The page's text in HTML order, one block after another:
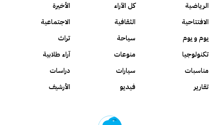
الرياضية
كل الآراء
الأخيرة
الافتتاحية
الثقافية
الاجتماعية
يوم و يوم
سياحة
تراث
تكنولوجيا
منوعات
آراء طلابية
مناسبات
سيارات
دراسات
تقارير
فيديو الأرشيف